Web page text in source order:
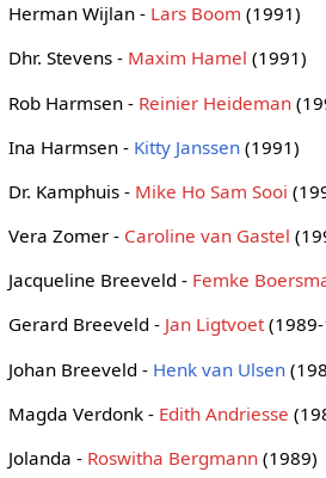
Herman Wijlan - Lars Boom (1991)
Dhr. Stevens - Maxim Hamel (1991)
Rob Harmsen - Reinier Heideman
Ina Harmsen - Kitty Janssen(1991)
Dr. Kamphuis - Mike Ho Sam Sooi
Vera Zomer - Caroline van Gastel
Jacqueline Breeveld - Femke
Gerard Breeveld - Jan Ligtvoet(1989-
Johan Breeveld - Henk van Ulsen
Magda Verdonk - Edith Andriesse
Jolanda - Roswitha Bergmann(1989)